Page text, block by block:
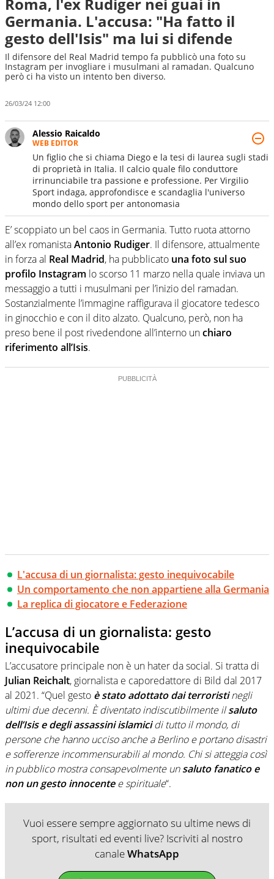
Germania. L'accusa: "Ha fatto il
gesto dell'Isis" ma lui si difende
Il difensore del Real Madrid tempo fa pubblicò una foto su
Instagram per invogliare i musulmani al ramadan. Qualcuno
però ci ha visto un intento ben diverso.
26/03/24 12:00
Alessio Raicaldo
WEB EDITOR
Un figlio che si chiama Diego e la tesi di laurea sugli stadi
di proprietà in Italia. Il calcio quale filo conduttore
irrinunciabile tra passione e professione. Per Virgilio
Sport indaga, approfondisce e scandaglia l'universo
mondo dello sport per antonomasia
E’ scoppiato un bel caos in Germania. Tutto ruota attorno
all’ex romanistaAntonio Rudiger. Il difensore, attualmente
in forza al Real Madrid, ha pubblicato una foto sul suo
profilo Instagram lo scorso 11 marzo nella quale inviava un
messaggio a tutti i musulmani per l’inizio del ramadan.
Sostanzialmente l’immagine raffigurava il giocatore tedesco
in ginocchio e con il dito alzato. Qualcuno, però, non ha
preso bene il post rivedendone all’interno unchiaro
riferimento all’Isis.
L'accusa di un giornalista: gesto inequivocabile
Un comportamento che non appartiene alla Germania
La replica di giocatore e Federazione
L’accusa di un giornalista: gesto
inequivocabile
L’accusatore principale non è un hater da social. Si tratta di
Julian Reichalt, giornalista e caporedattore di Bild dal 2017
al 2021. “Quel gesto è stato adottato dai terroristinegli
ultimi due decenni. È diventato indiscutibilmente ilsaluto
dell’Isis e degli assassini islamicidi tutto il mondo, di
persone che hanno ucciso anche a Berlino e portano disastri
e sofferenze incommensurabili al mondo. Chi si atteggia così
in pubblico mostra consapevolmente unsaluto fanatico e
non un gesto innocentee spirituale“.
Vuoi essere sempre aggiornato su ultime news di
sport, risultati ed eventi live? Iscriviti al nostro
canaleWhatsApp